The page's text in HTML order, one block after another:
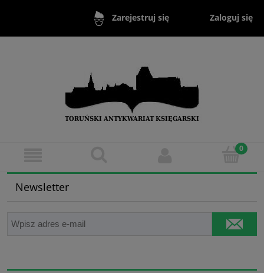
Zarejestruj się Zaloguj się
Newsletter